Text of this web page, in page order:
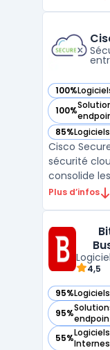
une
100%
— voir Cisco
100%
— voir Cisco
85%
— voir Cisco
Cisco
sécurité
consolide
d'enquête
travers les
Plus d’infos
4,5
95%
— voir
95%
— voir
55%Internes
— voir